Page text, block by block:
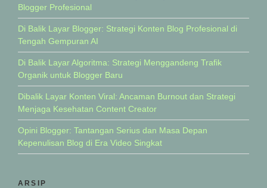
Blogger Profesional
Di Balik Layar Blogger: Strategi Konten Blog Profesional di
Tengah Gempuran AI
Di Balik Layar Algoritma: Strategi Menggandeng Trafik
Organik untuk Blogger Baru
Dibalik Layar Konten Viral: Ancaman Burnout dan Strategi
Menjaga Kesehatan Content Creator
Opini Blogger: Tantangan Serius dan Masa Depan
Kepenulisan Blog di Era Video Singkat
ARSIP